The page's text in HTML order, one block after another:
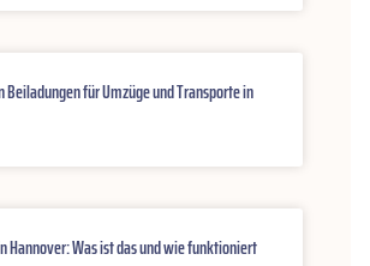
Beiladungen für Umzüge und Transporte in
Hannover: Was ist das und wie funktioniert